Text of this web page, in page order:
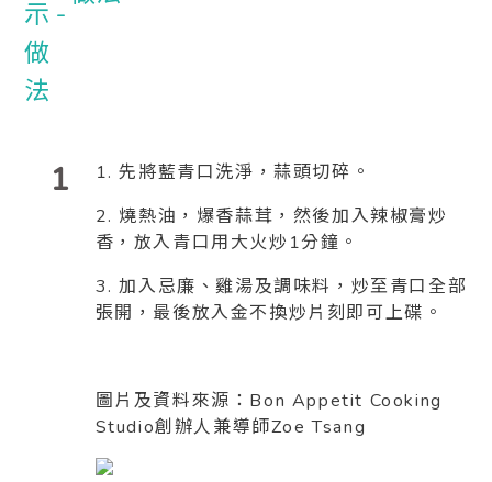
1
1. 先將藍青口洗淨，蒜頭切碎。
2. 燒熱油，爆香蒜茸，然後加入辣椒膏炒
香，放入青口用大火炒1分鐘。
3. 加入忌廉、雞湯及調味料，炒至青口全部
張開，最後放入金不換炒片刻即可上碟。
圖片及資料來源：Bon Appetit Cooking
Studio創辦人兼導師Zoe Tsang